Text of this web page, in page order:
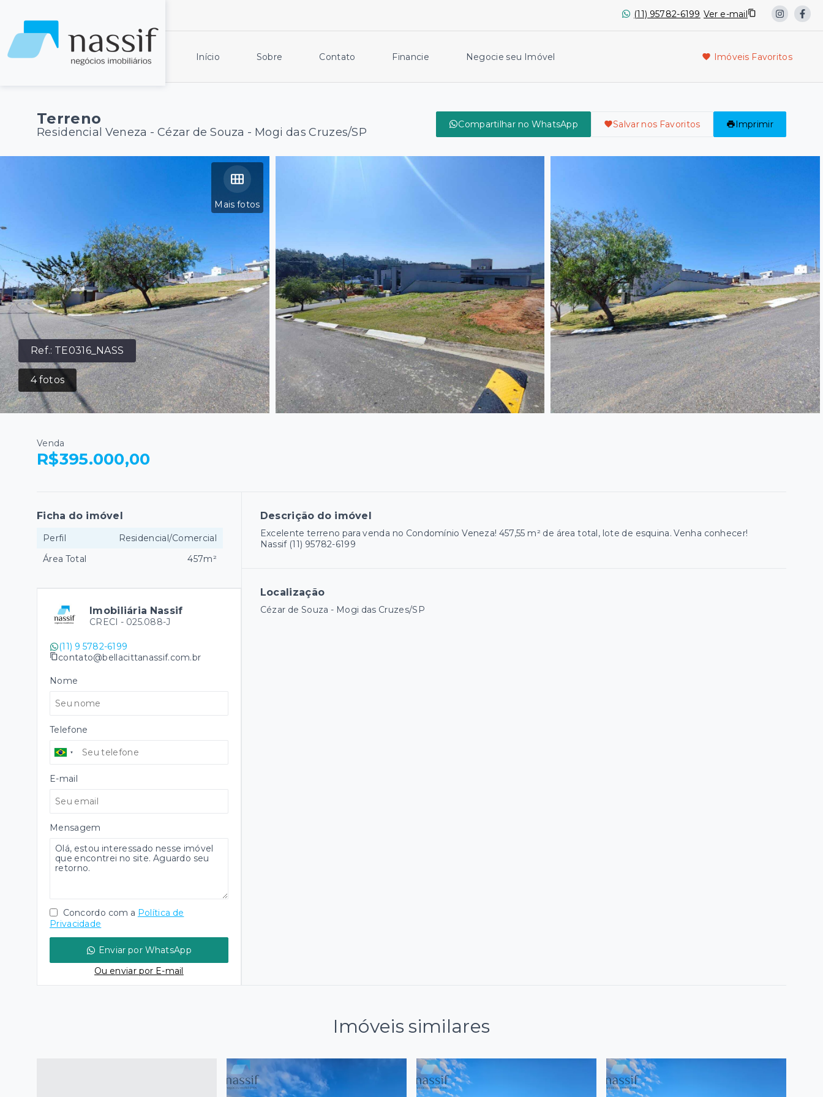
(11) 95782-6199 Ver e-mail
Início Sobre Contato Financie Negocie seu Imóvel Imóveis Favoritos
Terreno
Residencial Veneza -Cézar de Souza - Mogi das Cruzes/SP
Compartilhar no WhatsApp Salvar nos Favoritos Imprimir
Ref.: TE0316_NASS
4fotos
Mais fotos
Venda
R$395.000,00
Descrição do imóvel
Excelente terreno para venda no Condomínio Veneza! 457,55 m² de área total, lote de esquina. Venha conhecer!
Nassif (11) 95782-6199
Localização
Cézar de Souza - Mogi das Cruzes/SP
Ficha do imóvel
Perfil
Residencial/Comercial
Área Total
457m²
Imobiliária Nassif
CRECI - 025.088-J
(11) 9 5782-6199
contato@bellacittanassif.com.br
Nome
Telefone
E-mail
Mensagem
Concordo com a Política de
Privacidade
Enviar por WhatsApp
Ou enviar por E-mail
Imóveis similares